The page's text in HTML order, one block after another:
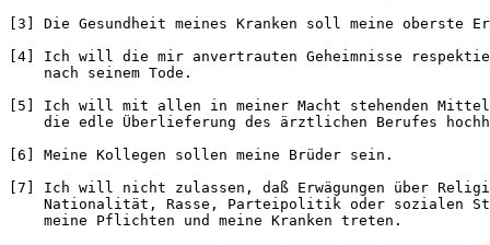
[3] Die Gesundheit meines Kranken soll meine oberste
[4] Ich will die mir anvertrauten Geheimnisse
    nach seinem Tode.
[5] Ich will mit allen in meiner Macht stehenden
die edle Überlieferung des ärztlichen Berufes
[6] Meine Kollegen sollen meine Brüder sein.
[7] Ich will nicht zulassen, daß Erwägungen über
Nationalität, Rasse, Parteipolitik oder sozialen
    meine Pflichten und meine Kranken treten.